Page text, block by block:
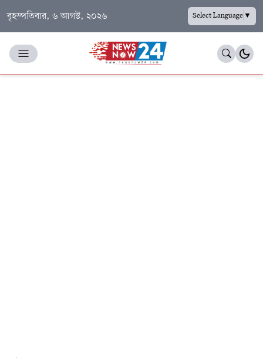
বৃহস্পতিবার, ৬ আগস্ট, ২০২৬ Select Language▼